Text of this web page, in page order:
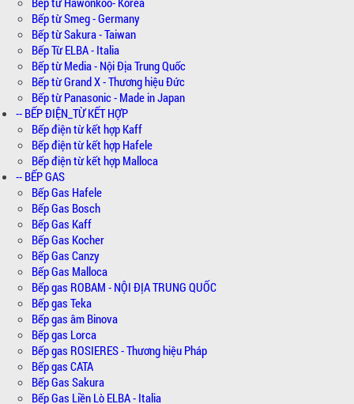
Bếp từ Smeg - Germany
Bếp từ Sakura - Taiwan
Bếp Từ ELBA - Italia
Bếp từ Media - Nội Địa Trung Quốc
Bếp từ Grand X - Thương hiệu Đức
Bếp từ Panasonic - Made in Japan
-- BẾP ĐIỆN_TỪ KẾT HỢP
Bếp điện từ kết hợp Kaff
Bếp điện từ kết hợp Hafele
Bếp điện từ kết hợp Malloca
-- BẾP GAS
Bếp Gas Hafele
Bếp Gas Bosch
Bếp Gas Kaff
Bếp Gas Kocher
Bếp Gas Canzy
Bếp Gas Malloca
Bếp gas ROBAM - NỘI ĐỊA TRUNG QUỐC
Bếp gas Teka
Bếp gas âm Binova
Bếp gas Lorca
Bếp gas ROSIERES - Thương hiệu Pháp
Bếp gas CATA
Bếp Gas Sakura
Bếp Gas Liền Lò ELBA - Italia